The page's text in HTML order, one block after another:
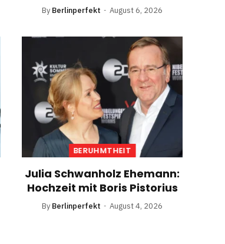
By Berlinperfekt August 6, 2026
BERUHMTHEIT
Julia Schwanholz Ehemann:
Hochzeit mit Boris Pistorius
By Berlinperfekt August 4, 2026